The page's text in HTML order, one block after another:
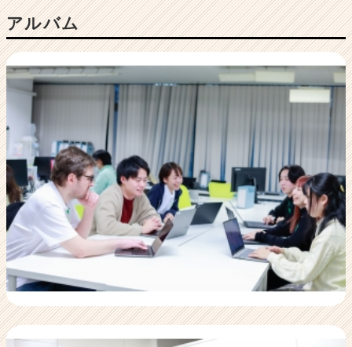
届
く
活
サ
チ
ア
キ
ャ
リ
ア
（C
e
アルバム